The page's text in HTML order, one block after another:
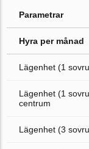
Parametrar
Hyra per månad
Lägenhet (1
Lägenhet (1
centrum
Lägenhet (3